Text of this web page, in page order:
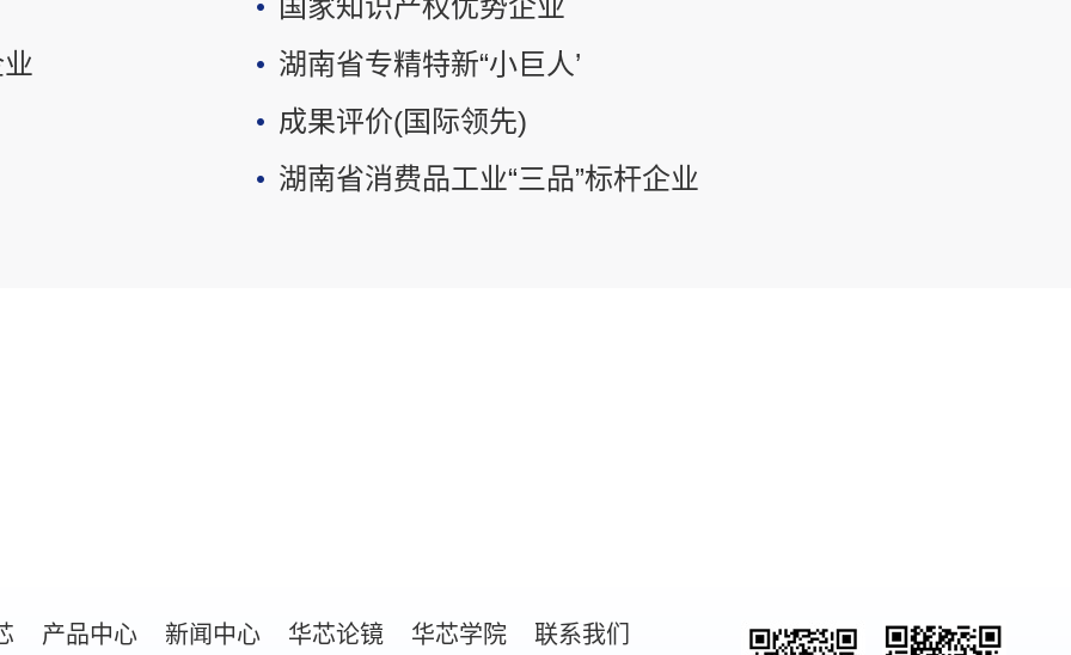
湖南省专精特新“小巨人’
成果评价(国际领先)
湖南省消费品工业“三品”标杆企业
产品中心 新闻中心 华芯论镜 华芯学院 联系我们